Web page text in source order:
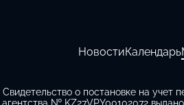
НовостиКалендарь
Свидетельство о постановке на учет
агентства № KZ27VPY00102072